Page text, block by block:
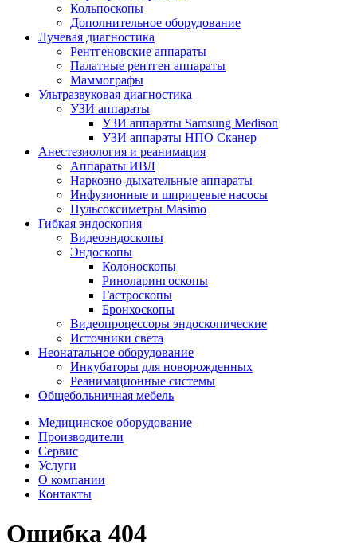
Кольпоскопы
Дополнительное оборудование
Лучевая диагностика
Рентгеновские аппараты
Палатные рентген аппараты
Маммографы
Ультразвуковая диагностика
УЗИ аппараты
УЗИ аппараты Samsung Medison
УЗИ аппараты НПО Сканер
Анестезиология и реанимация
Аппараты ИВЛ
Наркозно-дыхательные аппараты
Инфузионные и шприцевые насосы
Пульсоксиметры Masimo
Гибкая эндоскопия
Видеоэндоскопы
Эндоскопы
Колоноскопы
Риноларингоскопы
Гастроскопы
Бронхоскопы
Видеопроцессоры эндоскопические
Источники света
Неонатальное оборудование
Инкубаторы для новорожденных
Реанимационные системы
Общебольничная мебель
Медицинское оборудование
Производители
Сервис
Услуги
О компании
Контакты
Ошибка 404